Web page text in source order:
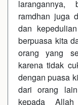
larangannya,
ramdhan juga
dan
berpuasa kita
orang yang
karena tidak
dengan puasa
dari orang
kepada